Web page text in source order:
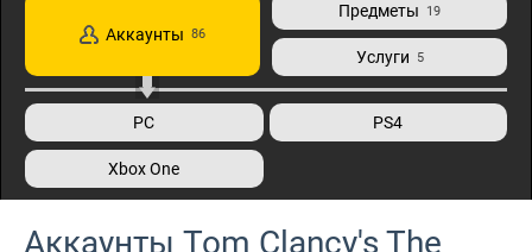
Аккаунты 86
Предметы 19
Услуги 5
PC PS4
Xbox One
Аккаунты Tom Clancy's The